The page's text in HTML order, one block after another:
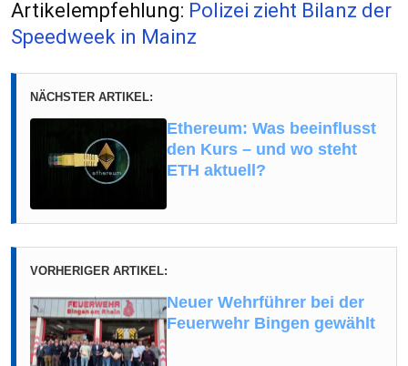
Artikelempfehlung: Polizei zieht Bilanz der
Speedweek in Mainz
NÄCHSTER ARTIKEL:
Ethereum: Was beeinflusst
den Kurs – und wo steht
ETH aktuell?
VORHERIGER ARTIKEL:
Neuer Wehrführer bei der
Feuerwehr Bingen gewählt